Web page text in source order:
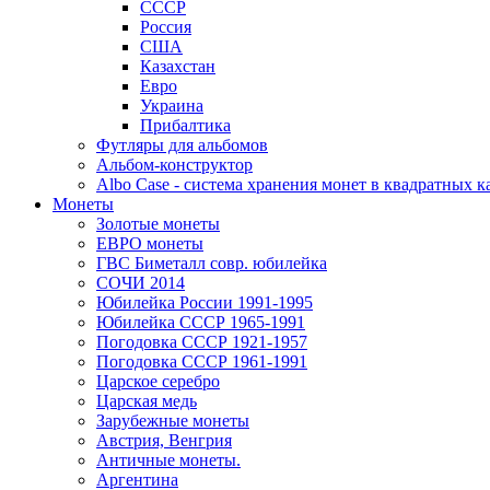
СССР
Россия
США
Казахстан
Евро
Украина
Прибалтика
Футляры для альбомов
Альбом-конструктор
Albo Case - система хранения монет в квадратных
Монеты
Золотые монеты
ЕВРО монеты
ГВС Биметалл совр. юбилейка
СОЧИ 2014
Юбилейка России 1991-1995
Юбилейка СССР 1965-1991
Погодовка СССР 1921-1957
Погодовка СССР 1961-1991
Царское серебро
Царская медь
Зарубежные монеты
Австрия, Венгрия
Античные монеты.
Аргентина